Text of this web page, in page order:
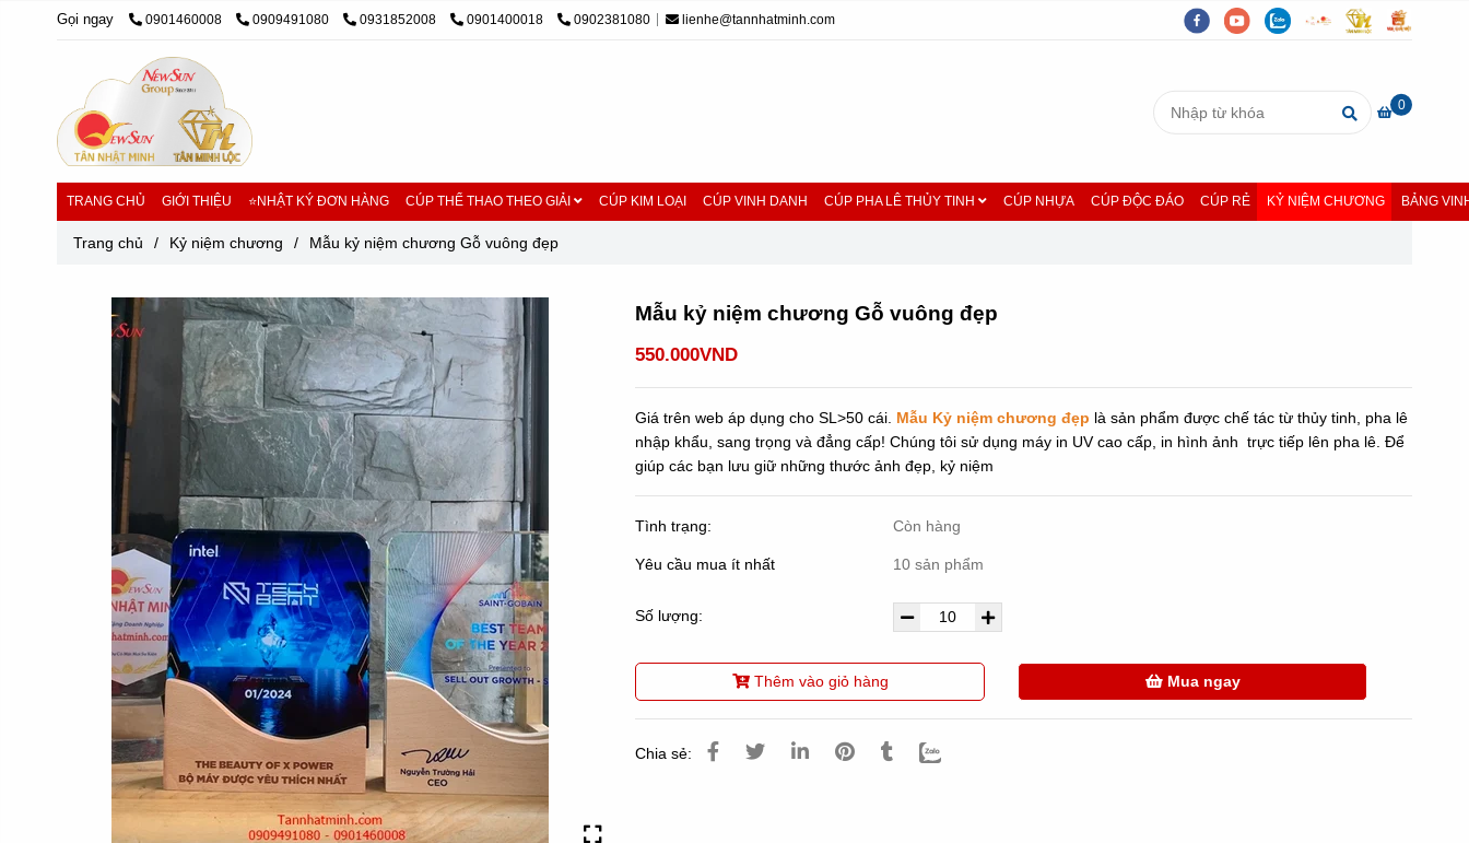
Gọi ngay 0901460008 0909491080 0931852008 0901400018 0902381080 lienhe@tannhatminh.com
0
TRANG CHỦ GIỚI THIỆU ⭐NHẬT KÝ ĐƠN HÀNG CÚP THỂ THAO THEO GIẢI CÚP KIM LOẠI CÚP VINH DANH CÚP PHA LÊ THỦY TINH CÚP NHỰA CÚP ĐỘC ĐÁO CÚP RẺ KỶ NIỆM CHƯƠNG BẢNG
Trang chủ / Kỷ niệm chương / Mẫu kỷ niệm chương Gỗ vuông đẹp
Mẫu kỷ niệm chương Gỗ vuông đẹp
550.000VND
Giá trên web áp dụng cho SL>50 cái. Mẫu Kỷ niệm chương đẹp là sản phẩm được chế tác từ thủy tinh, pha lê
nhập khẩu, sang trọng và đẳng cấp! Chúng tôi sử dụng máy in UV cao cấp, in hình ảnh trực tiếp lên pha lê. Để
giúp các bạn lưu giữ những thước ảnh đẹp, kỷ niệm
Tình trạng: Còn hàng
Yêu cầu mua ít nhất 10 sản phẩm
Số lượng:
Thêm vào giỏ hàng Mua ngay
Chia sẻ: